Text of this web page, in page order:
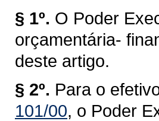
§ 1º. O Poder
orçamentária-
deste artigo.
§ 2º. Para o
101/00, o Poder